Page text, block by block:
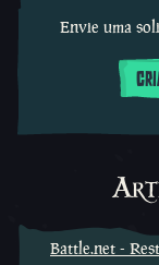
Envie uma
Battle.net -